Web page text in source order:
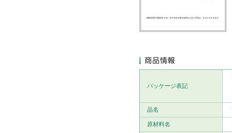
パッケージ表記
品名
原材料名